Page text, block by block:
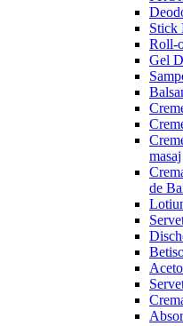
Stick
Roll-
Gel
masaj
de